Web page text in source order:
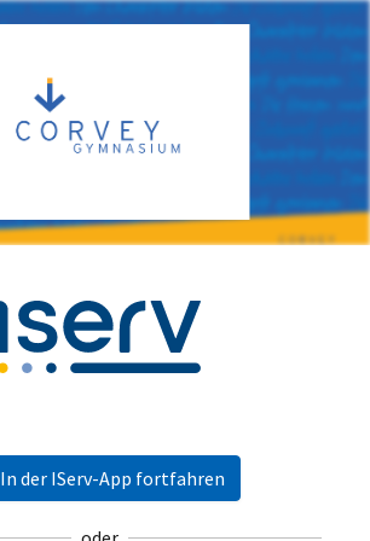
In der IServ-App fortfahren